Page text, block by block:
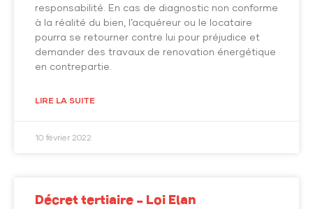
responsabilité. En cas de diagnostic non conforme
à la réalité du bien, l’acquéreur ou le locataire
pourra se retourner contre lui pour préjudice et
demander des travaux de renovation énergétique
en contrepartie.
LIRE LA SUITE
10 février 2022
Décret tertiaire – Loi Elan